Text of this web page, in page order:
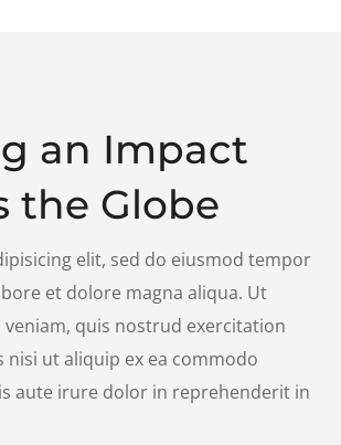
an Impact
the Globe
elit, sed do eiusmod tempor
et dolore magna aliqua. Ut
quis nostrud exercitation
nisi ut aliquip ex ea commodo
aute irure dolor in reprehenderit in